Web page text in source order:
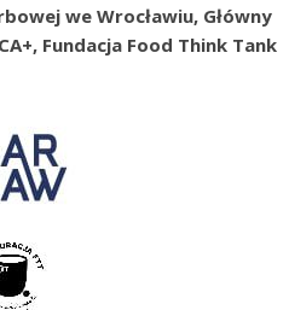
we Wrocławiu, Główny
Fundacja Food Think Tank